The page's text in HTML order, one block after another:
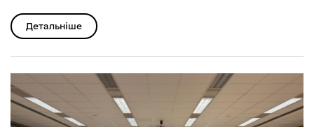
Детальніше